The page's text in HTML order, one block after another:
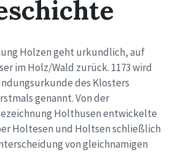
Holzen geht urkundlich, auf
im Holz/Wald zurück. 1173 wird
des Klosters
genannt. Von der
Holthusen entwickelte
Holtesen und Holtsen schließlich
von gleichnamigen